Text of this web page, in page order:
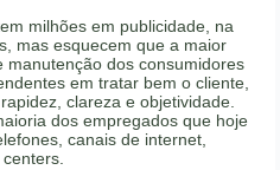
milhões em publicidade, na
mas esquecem que a maior
manutenção dos consumidores
em tratar bem o cliente,
clareza e objetividade.
dos empregados que hoje
canais de internet,